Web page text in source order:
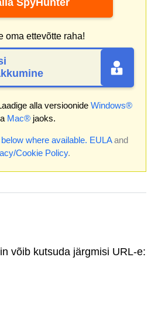
SpyHunter
oma ettevõtte raha!
alla versioonide Windows®
Mac® jaoks.
where available. EULAand
Cookie Policy.
võib kutsuda järgmisi URL-e: